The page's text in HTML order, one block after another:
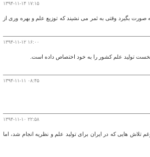
۱۳۹۴-۱۱-۱۴ ۱۷:۱۵
بگیرد وقتی به ثمر می نشیند که توزیع علم و بهره وری از
۱۳۹۴-۱۱-۱۲ ۱۶:۰۰
نخست تولید علم کشور را به خود اختصاص داده است.
۱۳۹۴-۱۱-۱۱ ۰۸:۴۵
۱۳۹۴-۱۱-۱۰ ۲۲:۵۸
تلاش هایی که در ایران برای تولید علم و نظریه انجام شد، اما